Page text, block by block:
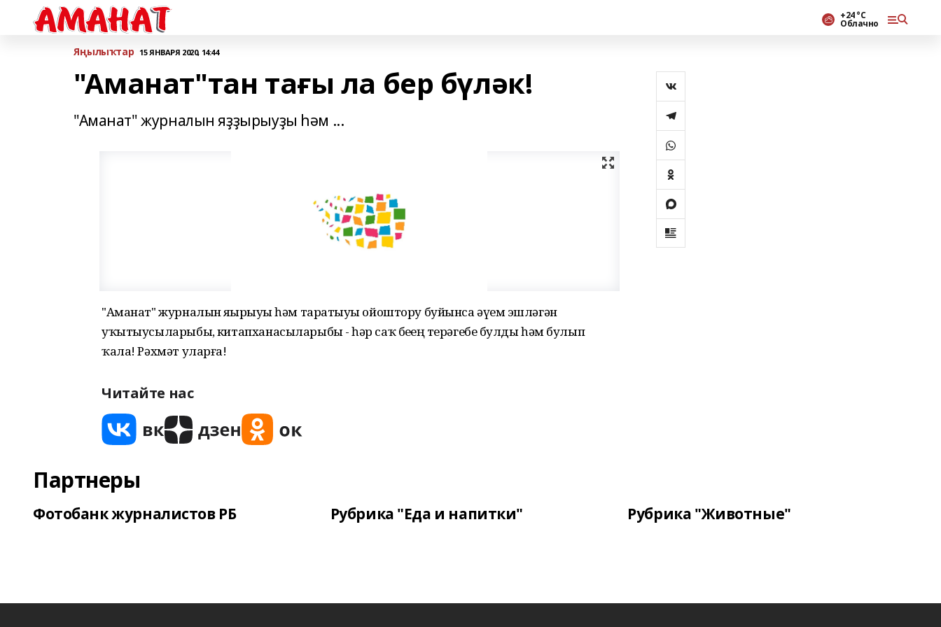
+24 °С
Облачно
Яңылыҡтар 15 ЯНВАРЯ 2020, 14:44
"Аманат"тан тағы ла бер бүләк!
"Аманат" журналын яҙҙырыуҙы һәм ...
"Аманат" журналын яҙҙырыуҙы һәм таратыуҙы ойоштору буйынса әүҙем эшләгән
уҡытыусыларыбыҙ, китапханасыларыбыҙ - һәр саҡ беҙҙең терәгебеҙ булды һәм булып
ҡала! Рәхмәт уларға!
Читайте нас
Партнеры
Фотобанк журналистов РБ Рубрика "Еда и напитки" Рубрика "Животные"